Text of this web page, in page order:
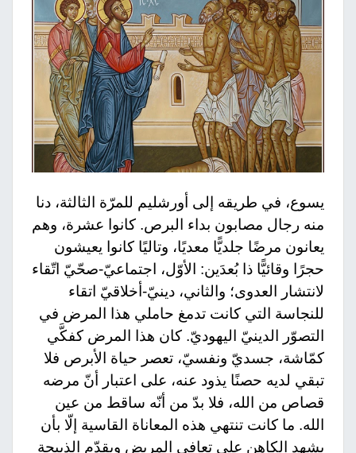
يسوع، في طريقه إلى أورشليم للمرّة الثالثة، دنا
منه رجال مصابون بداء البرص. كانوا عشرة، وهم
يعانون مرضًا جلديًّا معديًا، وتاليًا كانوا يعيشون
حجرًا وقائيًّا ذا بُعدَين: الأوّل، اجتماعيّ-صحّيّ اتّقاء
لانتشار العدوى؛ والثاني، دينيّ-أخلاقيّ اتقاء
للنجاسة التي كانت تدمغ حاملي هذا المرض في
التصوّر الدينيّ اليهوديّ. كان هذا المرض كفكَّي
كمّاشة، جسديّ ونفسيّ، تعصر حياة الأبرص فلا
تبقي لديه حصنًا يذود عنه، على اعتبار أنّ مرضه
قصاص من الله، فلا بدّ من أنّه ساقط من عين
الله. ما كانت تنتهي هذه المعاناة القاسية إلّا بأن
يشهد الكاهن على تعافي المريض ويقدّم الذبيحة